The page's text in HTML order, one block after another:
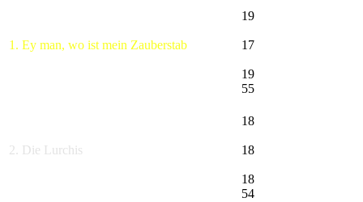
1. Ey man, wo ist mein Zauberstab
19
17
19
55
2. Die Lurchis
18
18
18
54